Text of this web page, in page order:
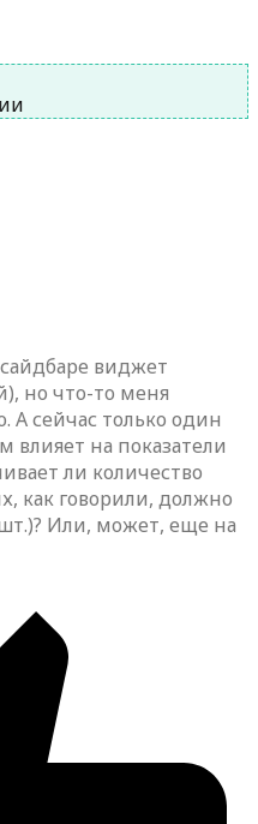
виджет
но что-то меня
сейчас только один
влияет на показатели
ли количество
как говорили, должно
Или, может, еще на